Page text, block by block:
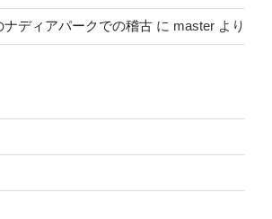
ディアパークでの稽古 に master より